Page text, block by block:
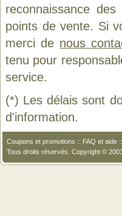
reconnaissance
points de vente. Si
merci de nous
tenu pour
service.
(*) Les délais sont
d'information.
Coupons et promotions :: FAQ et aide ::
Tous droits réservés. Copyright ©